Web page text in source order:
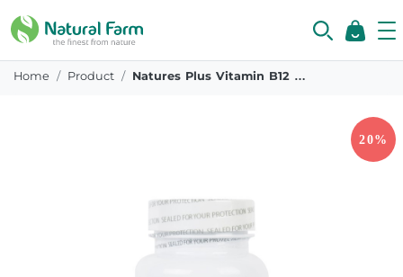
Home Product Natures Plus Vitamin B12 500mcg 90 Tablet